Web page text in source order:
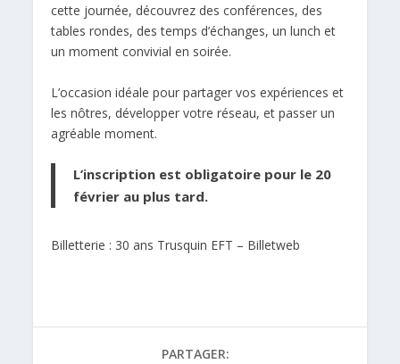
cette journée, découvrez des conférences, des
tables rondes, des temps d’échanges, un lunch et
un moment convivial en soirée.
L’occasion idéale pour partager vos expériences et
les nôtres, développer votre réseau, et passer un
agréable moment.
L’inscription est obligatoire pour le 20
février au plus tard.
Billetterie : 30 ans Trusquin EFT – Billetweb
PARTAGER: